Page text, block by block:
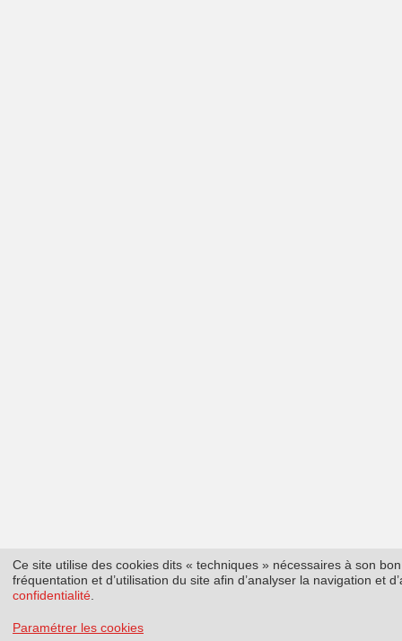
Ce site utilise des cookies dits « techniques » nécessaires à son
fréquentation et d’utilisation du site afin d’analyser la navigation et
confidentialité
Paramétrer les cookies